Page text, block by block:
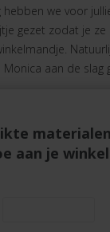
we voor
gezet zodat je ze
aan de slag
aan je